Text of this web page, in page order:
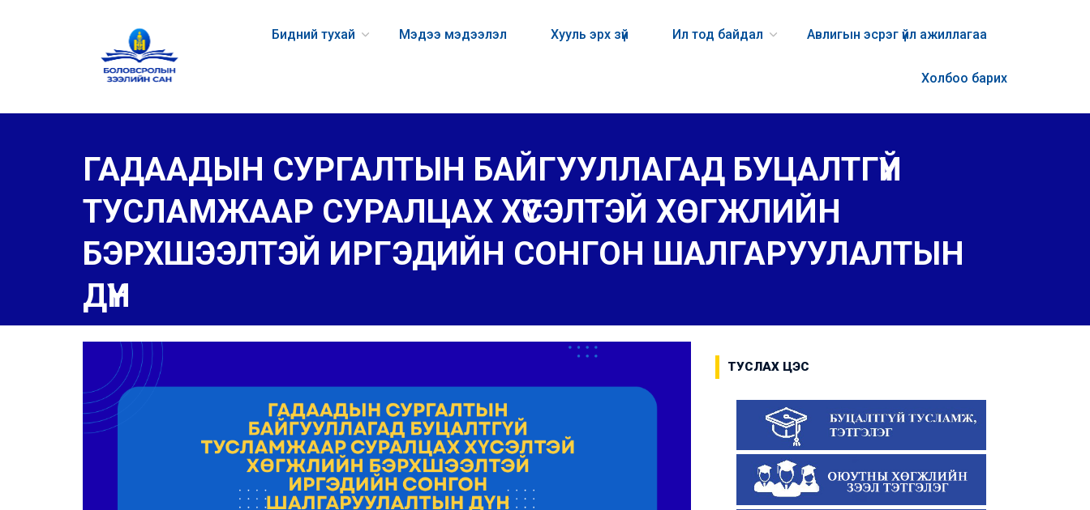
Бидний тухай Мэдээ мэдээлэл Хууль эрх зүй Ил тод байдал Авлигын эсрэг үйл ажиллагаа
Холбоо барих
ГАДААДЫН СУРГАЛТЫН БАЙГУУЛЛАГАД БУЦАЛТГҮЙ
ТУСЛАМЖААР СУРАЛЦАХ ХҮСЭЛТЭЙ ХӨГЖЛИЙН
БЭРХШЭЭЛТЭЙ ИРГЭДИЙН СОНГОН ШАЛГАРУУЛАЛТЫН
ДҮН
ТУСЛАХ ЦЭС